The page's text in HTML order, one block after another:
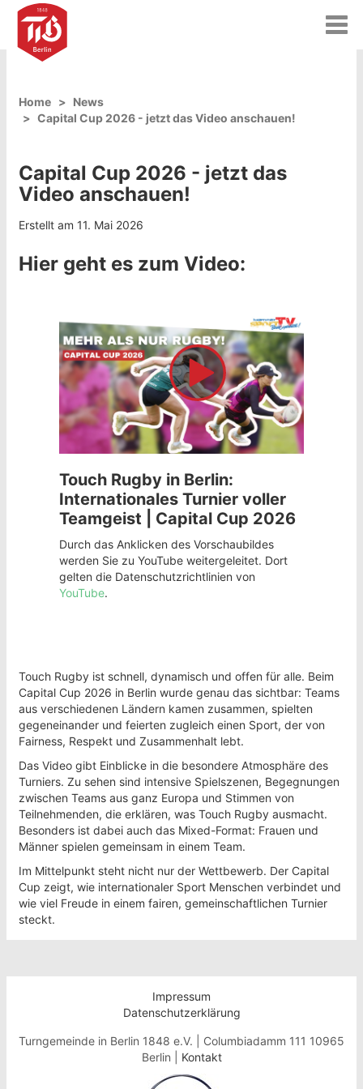
T
o
Home
News
Capital Cup 2026 - jetzt das Video anschauen!
Capital Cup 2026 - jetzt das
Video anschauen!
Erstellt am 11. Mai 2026
Hier geht es zum Video:
Touch Rugby in Berlin:
Internationales Turnier voller
Teamgeist | Capital Cup 2026
Durch das Anklicken des Vorschaubildes
werden Sie zu YouTube weitergeleitet. Dort
gelten die Datenschutzrichtlinien von
YouTube.
Touch Rugby ist schnell, dynamisch und offen für alle. Beim
Capital Cup 2026 in Berlin wurde genau das sichtbar: Teams
aus verschiedenen Ländern kamen zusammen, spielten
gegeneinander und feierten zugleich einen Sport, der von
Fairness, Respekt und Zusammenhalt lebt.
Das Video gibt Einblicke in die besondere Atmosphäre des
Turniers. Zu sehen sind intensive Spielszenen, Begegnungen
zwischen Teams aus ganz Europa und Stimmen von
Teilnehmenden, die erklären, was Touch Rugby ausmacht.
Besonders ist dabei auch das Mixed-Format: Frauen und
Männer spielen gemeinsam in einem Team.
Im Mittelpunkt steht nicht nur der Wettbewerb. Der Capital
Cup zeigt, wie internationaler Sport Menschen verbindet und
wie viel Freude in einem fairen, gemeinschaftlichen Turnier
steckt.
Impressum
Datenschutzerklärung
Turngemeinde in Berlin 1848 e.V. | Columbiadamm 111 10965
Berlin | Kontakt